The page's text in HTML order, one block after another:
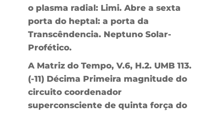
o plasma radial: Limi. Abre a sexta
porta do heptal: a porta da
Transcêndencia. Neptuno Solar-
Profético.
A Matriz do Tempo, V.6, H.2. UMB 113.
(-11) Décima Primeira magnitude do
circuito coordenador
superconsciente de quinta força do